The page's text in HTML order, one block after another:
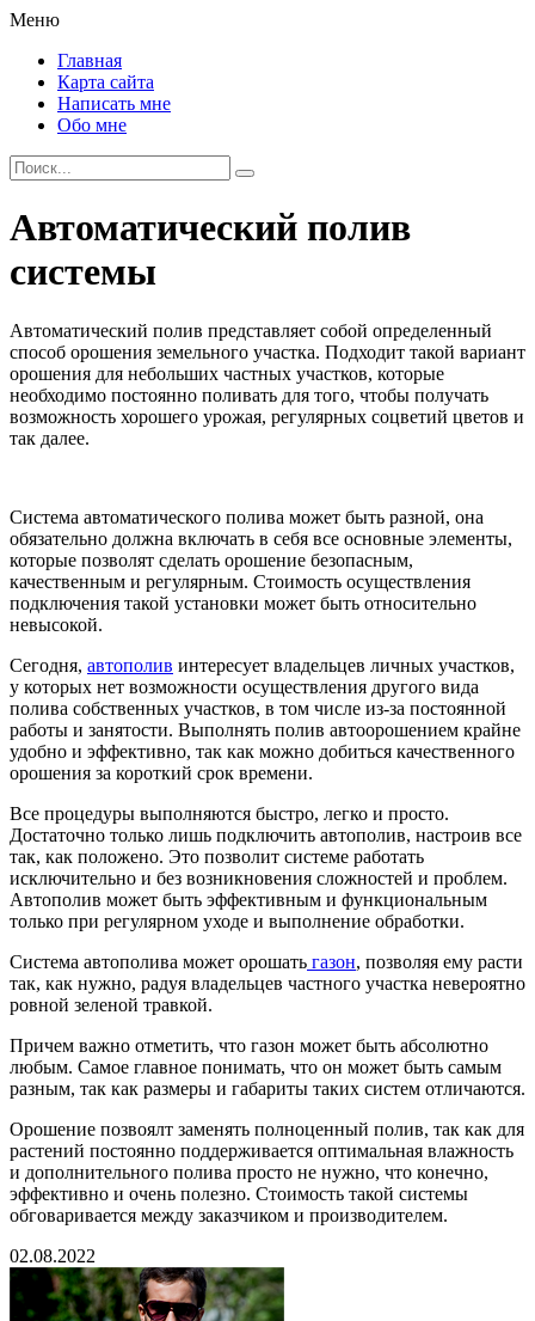
Меню
Главная
Карта сайта
Написать мне
Обо мне
Автоматический полив
системы
Автоматический полив представляет собой определенный
способ орошения земельного участка. Подходит такой вариант
орошения для небольших частных участков, которые
необходимо постоянно поливать для того, чтобы получать
возможность хорошего урожая, регулярных соцветий цветов и
так далее.
Система автоматического полива может быть разной, она
обязательно должна включать в себя все основные элементы,
которые позволят сделать орошение безопасным,
качественным и регулярным. Стоимость осуществления
подключения такой установки может быть относительно
невысокой.
Сегодня, автополив интересует владельцев личных участков,
у которых нет возможности осуществления другого вида
полива собственных участков, в том числе из-за постоянной
работы и занятости. Выполнять полив автоорошением крайне
удобно и эффективно, так как можно добиться качественного
орошения за короткий срок времени.
Все процедуры выполняются быстро, легко и просто.
Достаточно только лишь подключить автополив, настроив все
так, как положено. Это позволит системе работать
исключительно и без возникновения сложностей и проблем.
Автополив может быть эффективным и функциональным
только при регулярном уходе и выполнение обработки.
Система автополива может орошать газон, позволяя ему расти
так, как нужно, радуя владельцев частного участка невероятно
ровной зеленой травкой.
Причем важно отметить, что газон может быть абсолютно
любым. Самое главное понимать, что он может быть самым
разным, так как размеры и габариты таких систем отличаются.
Орошение позвоялт заменять полноценный полив, так как для
растений постоянно поддерживается оптимальная влажность
и дополнительного полива просто не нужно, что конечно,
эффективно и очень полезно. Стоимость такой системы
обговаривается между заказчиком и производителем.
02.08.2022